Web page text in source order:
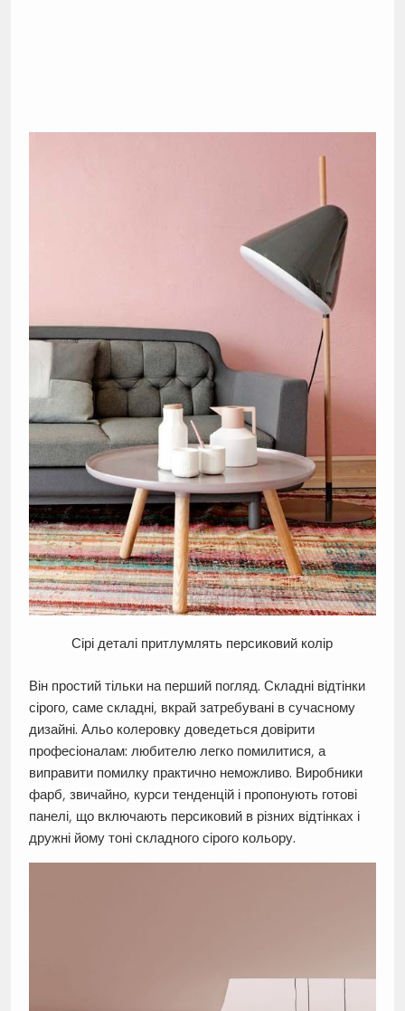
Сірі деталі притлумлять персиковий колір
Він простий тільки на перший погляд. Складні відтінки
сірого, саме складні, вкрай затребувані в сучасному
дизайні. Альо колеровку доведеться довірити
професіоналам: любителю легко помилитися, а
виправити помилку практично неможливо. Виробники
фарб, звичайно, курси тенденцій і пропонують готові
панелі, що включають персиковий в різних відтінках і
дружні йому тоні складного сірого кольору.